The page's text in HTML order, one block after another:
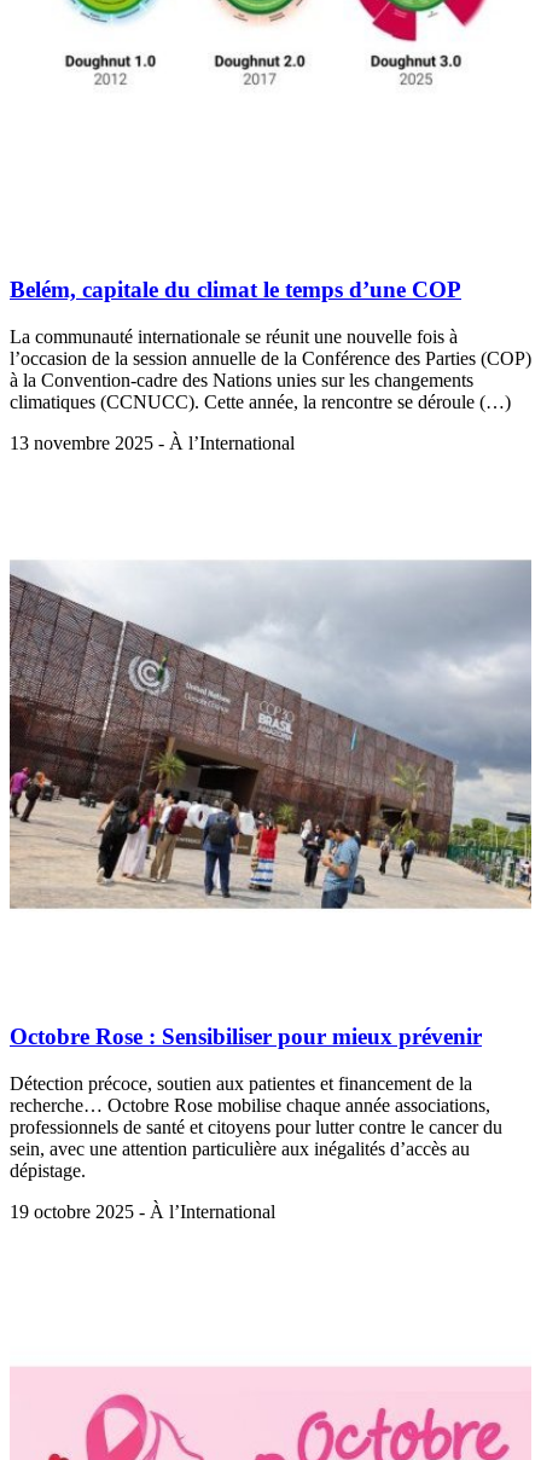
Belém, capitale du climat le temps d’une COP
La communauté internationale se réunit une nouvelle fois à
l’occasion de la session annuelle de la Conférence des Parties (COP)
à la Convention-cadre des Nations unies sur les changements
climatiques (CCNUCC). Cette année, la rencontre se déroule (…)
13 novembre 2025 - À l’International
Octobre Rose : Sensibiliser pour mieux prévenir
Détection précoce, soutien aux patientes et financement de la
recherche… Octobre Rose mobilise chaque année associations,
professionnels de santé et citoyens pour lutter contre le cancer du
sein, avec une attention particulière aux inégalités d’accès au
dépistage.
19 octobre 2025 - À l’International